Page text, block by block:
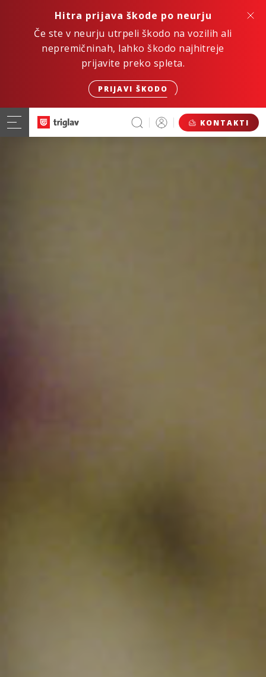
Hitra prijava škode po neurju
Če ste v neurju utrpeli škodo na vozilih ali
nepremičninah, lahko škodo najhitreje
prijavite preko spleta.
PRIJAVI ŠKODO
KONTAKTI